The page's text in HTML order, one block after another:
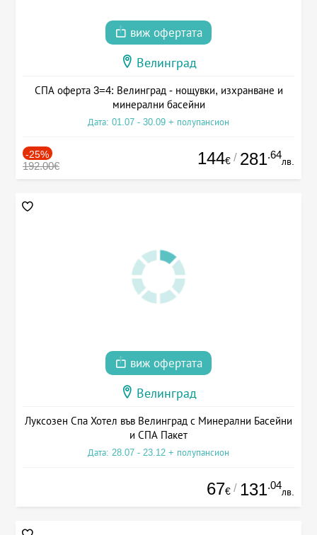
виж офертата
Велинград
СПА оферта 3=4: Велинград - нощувки, изхранване и
минерални басейни
Дата: 01.07 - 30.09 + полупансион
-25%
192.00€ 144€ / 281.64
лв.
виж офертата
Велинград
Луксозен Спа Хотел във Велинград с Минерални Басейни
и СПА Пакет
Дата: 28.07 - 23.12 + полупансион
67€ / 131.04
лв.